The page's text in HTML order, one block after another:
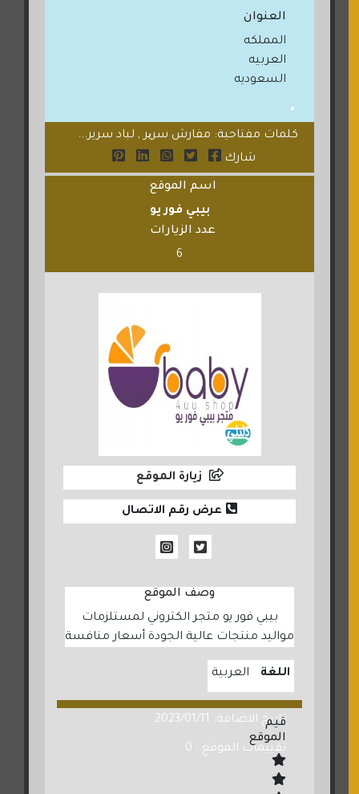
العنوان
المملكه
العربيه
السعوديه
كلمات مفتاحية: مفارش سریر , لباد سرير...
شارك
اسم الموقع
بيبي فور يو
عدد الزيارات
6
زيارة الموقع
عرض رقم الاتصال
وصف الموقع
بيبي فور يو متجر الكتروني لمستلزمات
مواليد منتجات عالية الجودة أسعار منافسة
اللغة العربية
تاريخ الاضافة: 2023/01/11
تقييمات الموقع : 0
قيم
الموقع